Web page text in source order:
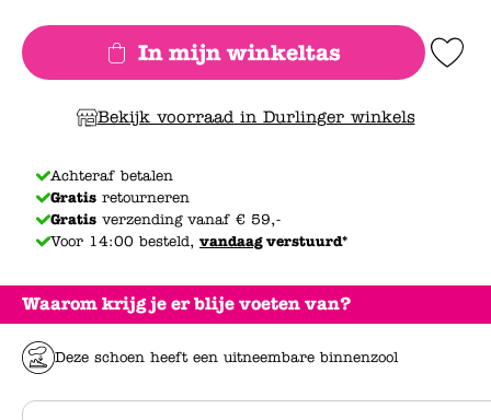
Waarom krijg je er blije voeten van?
Deze schoen heeft een uitneembare binnenzool
In mijn winkeltas Add to
Bekijk voorraad in Durlinger winkels
Achteraf betalen
Gratis retourneren
Gratis verzending vanaf € 59,-
Voor 14:00 besteld, vandaagverstuurd*